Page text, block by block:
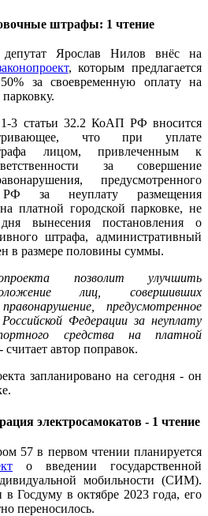
штрафы: 1 чтение
Ярослав Нилов внёс на
, которым предлагается
за своевременную оплату на
1-3 статьи 32.2 КоАП РФ вносится
что при уплате
лицом, привлеченным к
за совершение
предусмотренного
РФ за неуплату размещения
платной городской парковке, не
вынесения постановления о
штрафа, административный
в размере половины суммы.
позволит улучшить
лиц, совершивших
предусмотренное
Федерации за неуплату
средства на платной
считает автор поправок.
запланировано на сегодня - он
электросамокатов - 1 чтение
57 в первом чтении планируется
о введении государственной
мобильности (СИМ).
в Госдуму в октябре 2023 года, его
переносилось.